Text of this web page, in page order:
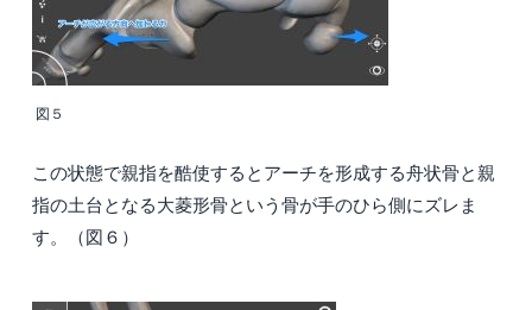
図５
この状態で親指を酷使するとアーチを形成する舟状骨と親
指の土台となる大菱形骨という骨が手のひら側にズレま
す。（図６）